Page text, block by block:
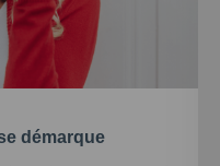
démarque